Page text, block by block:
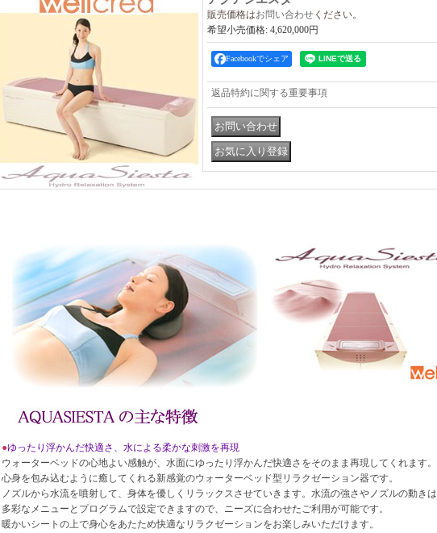
販売価格はお問い合わせ ください。
希望小売価格: 4,620,000円
Facebookでシェア
返品特約に関する重要事項
●ゆったり浮かんだ快適さ、水による柔かな刺激を再現
ウォーターベッドの心地よい感触が、水面にゆったり浮かんだ快適さをそのまま再現してくれます。
心身を包み込むように癒してくれる新感覚のウォーターベッド型リラクゼーション器です。
ノズルから水流を噴射して、身体を優しくリラックスさせていきます。水流の強さやノズルの動きは
多彩なメニューとプログラムで設定できますので、ニーズに合わせたご利用が可能です。
暖かいシートの上で身心をあたため快適なリラクゼーションをお楽しみいただけます。